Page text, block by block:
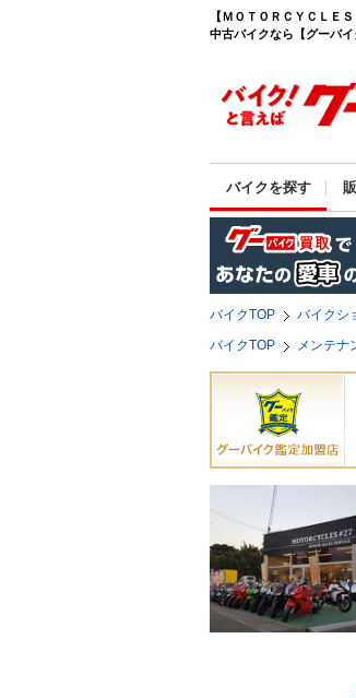
【ＭＯＴＯＲＣＹＣＬＥ
中古バイクなら【グーバ
バイクを探す
バイクTOP バイクシ
バイクTOP
メンテナ